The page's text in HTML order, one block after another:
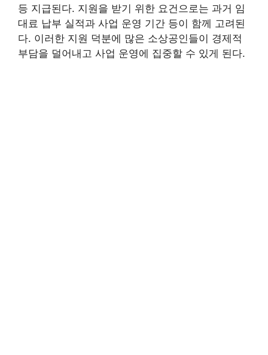
등 지급된다. 지원을 받기 위한 요건으로는 과거 임
대료 납부 실적과 사업 운영 기간 등이 함께 고려된
다. 이러한 지원 덕분에 많은 소상공인들이 경제적
부담을 덜어내고 사업 운영에 집중할 수 있게 된다.